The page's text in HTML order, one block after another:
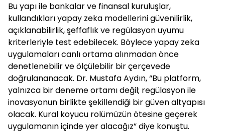
Bu yapı ile bankalar ve finansal kuruluşlar,
kullandıkları yapay zeka modellerini güvenilirlik,
açıklanabilirlik, şeffaflık ve regülasyon uyumu
kriterleriyle test edebilecek. Böylece yapay zeka
uygulamaları canlı ortama alınmadan önce
denetlenebilir ve ölçülebilir bir çerçevede
doğrulananacak. Dr. Mustafa Aydın, “Bu platform,
yalnızca bir deneme ortamı değil; regülasyon ile
inovasyonun birlikte şekillendiği bir güven altyapısı
olacak. Kural koyucu rolümüzün ötesine geçerek
uygulamanın içinde yer alacağız” diye konuştu.